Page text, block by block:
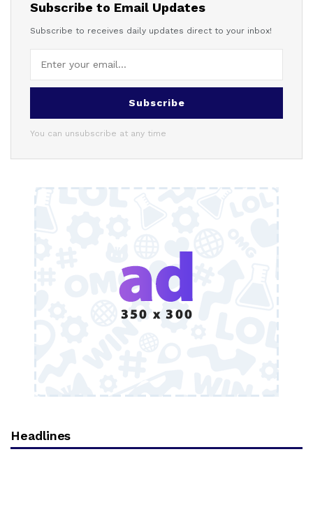
Subscribe to Email Updates
Subscribe to receives daily updates direct to your inbox!
Subscribe
You can unsubscribe at any time
Headlines